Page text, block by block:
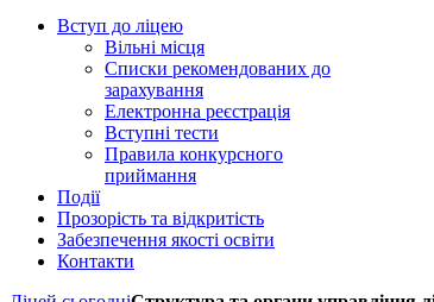
Вступ до ліцею
Вільні місця
Списки рекомендованих до
зарахування
Електронна реєстрація
Вступні тести
Правила конкурсного
приймання
Події
Прозорість та відкритість
Забезпечення якості освіти
Контакти